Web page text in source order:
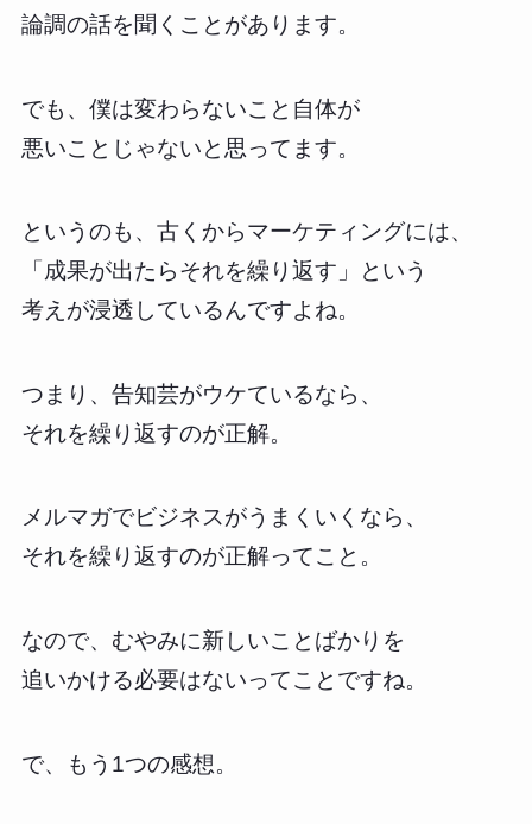
論調の話を聞くことがあります。
でも、僕は変わらないこと自体が
悪いことじゃないと思ってます。
というのも、古くからマーケティングには、
「成果が出たらそれを繰り返す」という
考えが浸透しているんですよね。
つまり、告知芸がウケているなら、
それを繰り返すのが正解。
メルマガでビジネスがうまくいくなら、
それを繰り返すのが正解ってこと。
なので、むやみに新しいことばかりを
追いかける必要はないってことですね。
で、もう1つの感想。